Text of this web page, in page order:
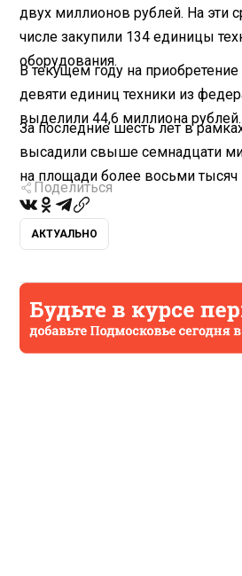
двух миллионов рублей. На эти
числе закупили 134 единицы
оборудования.
В текущем году на
девяти единиц техники из
выделили 44,6 миллиона рублей.
За последние шесть лет в
высадили свыше семнадцати
на площади более восьми тысяч
Поделиться
АКТУАЛЬНО